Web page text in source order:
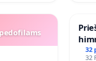
32
32